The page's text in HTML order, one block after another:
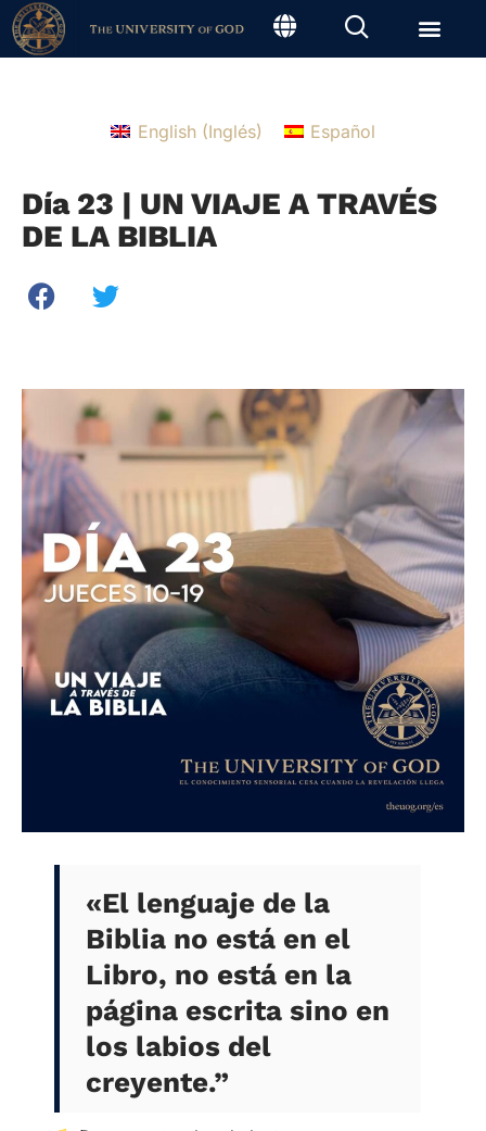
English(Inglés) Español
Día 23 | UN VIAJE A TRAVÉS
DE LA BIBLIA
«El lenguaje de la
Biblia no está en el
Libro, no está en la
página escrita sino en
los labios del
creyente.”